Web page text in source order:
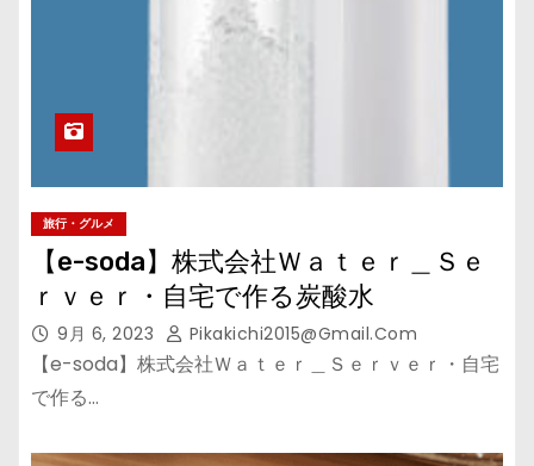
旅行・グルメ
【e-soda】株式会社Ｗａｔｅｒ＿Ｓｅ
ｒｖｅｒ・自宅で作る炭酸水
9月 6, 2023 Pikakichi2015@gmail.com
【e-soda】株式会社Ｗａｔｅｒ＿Ｓｅｒｖｅｒ・自宅
で作る…